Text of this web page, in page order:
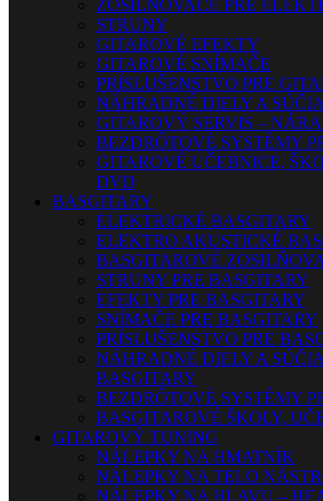
ZOSILŇOVAČE PRE
STRUNY
GITAROVÉ EFEKTY
GITAROVÉ SNÍMAČE
PRÍSLUŠENSTVO PRE
NÁHRADNÉ DIELY A
GITAROVÝ SERVIS –
BEZDRÔTOVÉ SYSTÉMY
GITAROVÉ UČEBNICE,
DVD
BASGITARY
ELEKTRICKÉ BASGITARY
ELEKTRO AKUSTICKÉ
BASGITAROVÉ
STRUNY PRE BASGITARY
EFEKTY PRE BASGITARY
SNÍMAČE PRE BASGITARY
PRÍSLUŠENSTVO PRE
NÁHRADNÉ DIELY A
BASGITARY
BEZDRÔTOVÉ SYSTÉMY
BASGITAROVÉ ŠKOLY,
GITAROVÝ TUNING
NÁLEPKY NA HMATNÍK
NÁLEPKY NA TELO
NÁLEPKY NA HLAVU –